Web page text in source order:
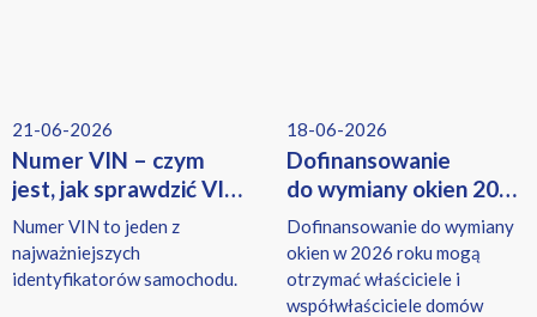
21-06-2026
Numer VIN – czym
jest, jak sprawdzić VIN
i historię pojazdu?
Numer VIN to jeden z
najważniejszych
identyfikatorów samochodu.
18-06-2026
Dofinansowanie
do wymiany okien 2026
– kto może
skorzystać?
Dofinansowanie do wymiany
okien w 2026 roku mogą
otrzymać właściciele i
współwłaściciele domów